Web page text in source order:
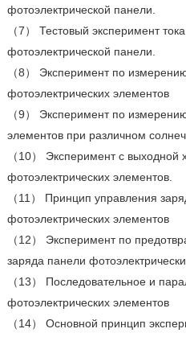
фотоэлектрической панели.
（7） Тестовый эксперимент
фотоэлектрической панели.
（8） Эксперимент по
фотоэлектрических элементов
（9） Эксперимент по
элементов при различном
（10） Эксперимент с выходной
фотоэлектрических элементов.
（11） Принцип управления
фотоэлектрических элементов
（12） Эксперимент по
заряда панели
（13） Последовательное и
фотоэлектрических элементов
（14） Основной принцип